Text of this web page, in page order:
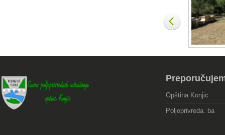
Opština Konjic
Poljoprivreda. ba